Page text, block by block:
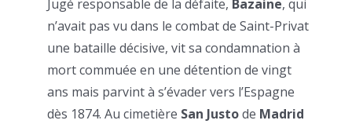
Jugé responsable de la défaite, Bazaine, qui
n’avait pas vu dans le combat de Saint-Privat
une bataille décisive, vit sa condamnation à
mort commuée en une détention de vingt
ans mais parvint à s’évader vers l’Espagne
dès 1874. Au cimetière San Justode Madrid